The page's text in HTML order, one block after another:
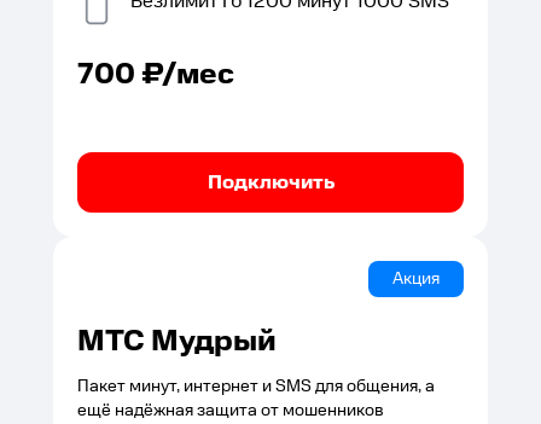
700₽/мес
Подключить
Акция
МТС Мудрый
Пакет минут, интернет и SMS для общения, а
ещё надёжная защита от мошенников